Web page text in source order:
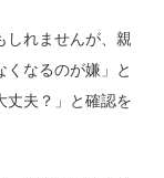
しれませんが、親
なるのが嫌」と
丈夫？」と確認を